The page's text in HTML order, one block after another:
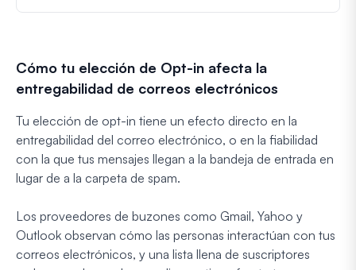
Cómo tu elección de Opt-in afecta la
entregabilidad de correos electrónicos
Tu elección de opt-in tiene un efecto directo en la
entregabilidad del correo electrónico, o en la fiabilidad
con la que tus mensajes llegan a la bandeja de entrada en
lugar de a la carpeta de spam.
Los proveedores de buzones como Gmail, Yahoo y
Outlook observan cómo las personas interactúan con tus
correos electrónicos, y una lista llena de suscriptores